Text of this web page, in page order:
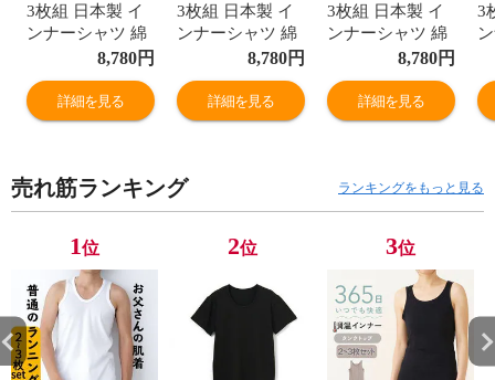
3枚組 日本製 イ
ンナーシャツ 綿
100% 8分袖 レー
ス付き 綿ガーゼ
国産 婦人 肌着
G5014B-RT
8,780円
詳細を見る
3枚組 日本製 イ
ンナーシャツ 綿
100% 8分袖 レー
ス付き 綿ガーゼ
国産 婦人 肌着
G5014B-RT
8,780円
詳細を見る
3枚組 日本製 イ
ンナーシャツ 綿
100% 8分袖 レー
ス付き 綿ガーゼ
国産 婦人 肌着
G5014B-RT
8,780円
詳細を見る
3
売れ筋ランキング ランキングをもっと見る
1位 2位 3位